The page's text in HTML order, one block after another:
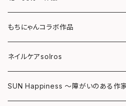
バッグ
Tシャツ
ミラー
キーホルダー
マグネット
シール
レジンチャーム
サンキャッチャー
ポストカード
もちにゃんコラボ作品
ネイルケアsolros
SUN Happiness ～障がいのある作